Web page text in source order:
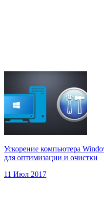
Ускорение компьютера
для оптимизации и очистки
11 Июл 2017